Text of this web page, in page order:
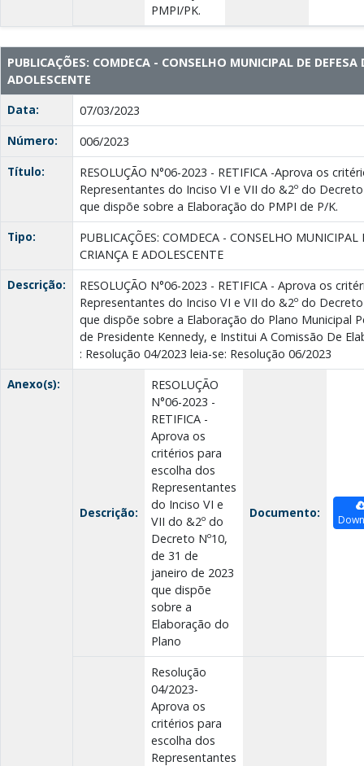
PMPI/PK.
PUBLICAÇÕES: COMDECA - CONSELHO MUNICIPAL DE
ADOLESCENTE
Data:
07/03/2023
Número:
006/2023
Título:
RESOLUÇÃO N°06-2023 - RETIFICA -Aprova os
Representantes do Inciso VI e VII do &2º do
que dispõe sobre a Elaboração do PMPI de P/K.
Tipo:
PUBLICAÇÕES: COMDECA - CONSELHO
CRIANÇA E ADOLESCENTE
Descrição:
RESOLUÇÃO N°06-2023 - RETIFICA - Aprova os
Representantes do Inciso VI e VII do &2º do
que dispõe sobre a Elaboração do Plano Municipal
de Presidente Kennedy, e Institui A Comissão De
: Resolução 04/2023 leia-se: Resolução 06/2023
Anexo(s):
Descrição:
RESOLUÇÃO
N°06-2023 -
RETIFICA -
Aprova os
critérios para
escolha dos
Representantes
do Inciso VI e
VII do &2º do
Decreto Nº10,
de 31 de
janeiro de 2023
que dispõe
sobre a
Elaboração do
Plano
Documento:
Resolução
04/2023-
Aprova os
critérios para
escolha dos
Representantes